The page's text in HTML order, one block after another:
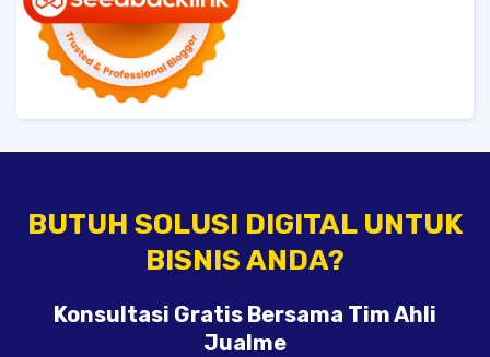
BUTUH SOLUSI DIGITAL UNTUK
BISNIS ANDA?
Konsultasi Gratis Bersama Tim Ahli
Jualme